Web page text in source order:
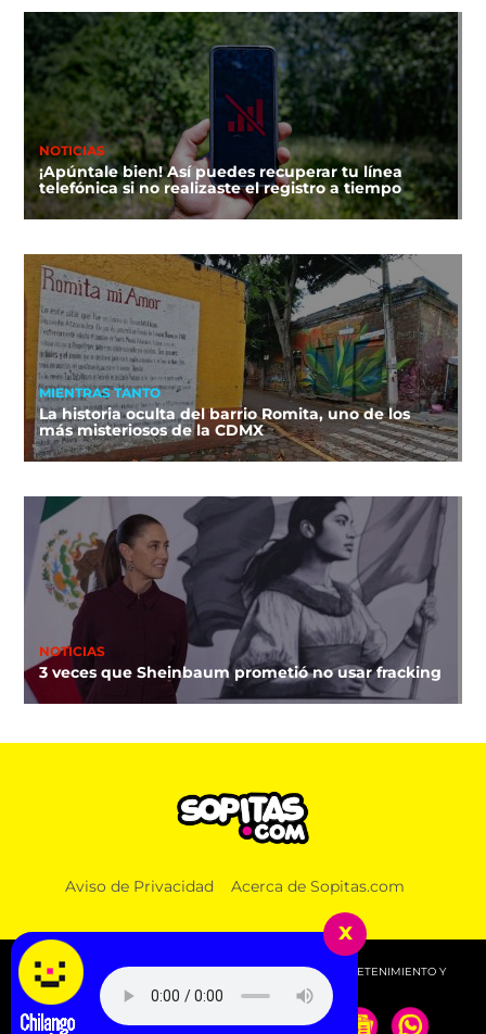
NOTICIAS
¡Apúntale bien! Así puedes recuperar tu línea
telefónica si no realizaste el registro a tiempo
MIENTRAS TANTO
La historia oculta del barrio Romita, uno de los
más misteriosos de la CDMX
NOTICIAS
3 veces que Sheinbaum prometió no usar fracking
Aviso de Privacidad Acerca de Sopitas.com
© 2026 SOPITAS.COM - MÚSICA, NOTICIAS, DEPORTES, ENTRETENIMIENTO Y
MÁS!.
x